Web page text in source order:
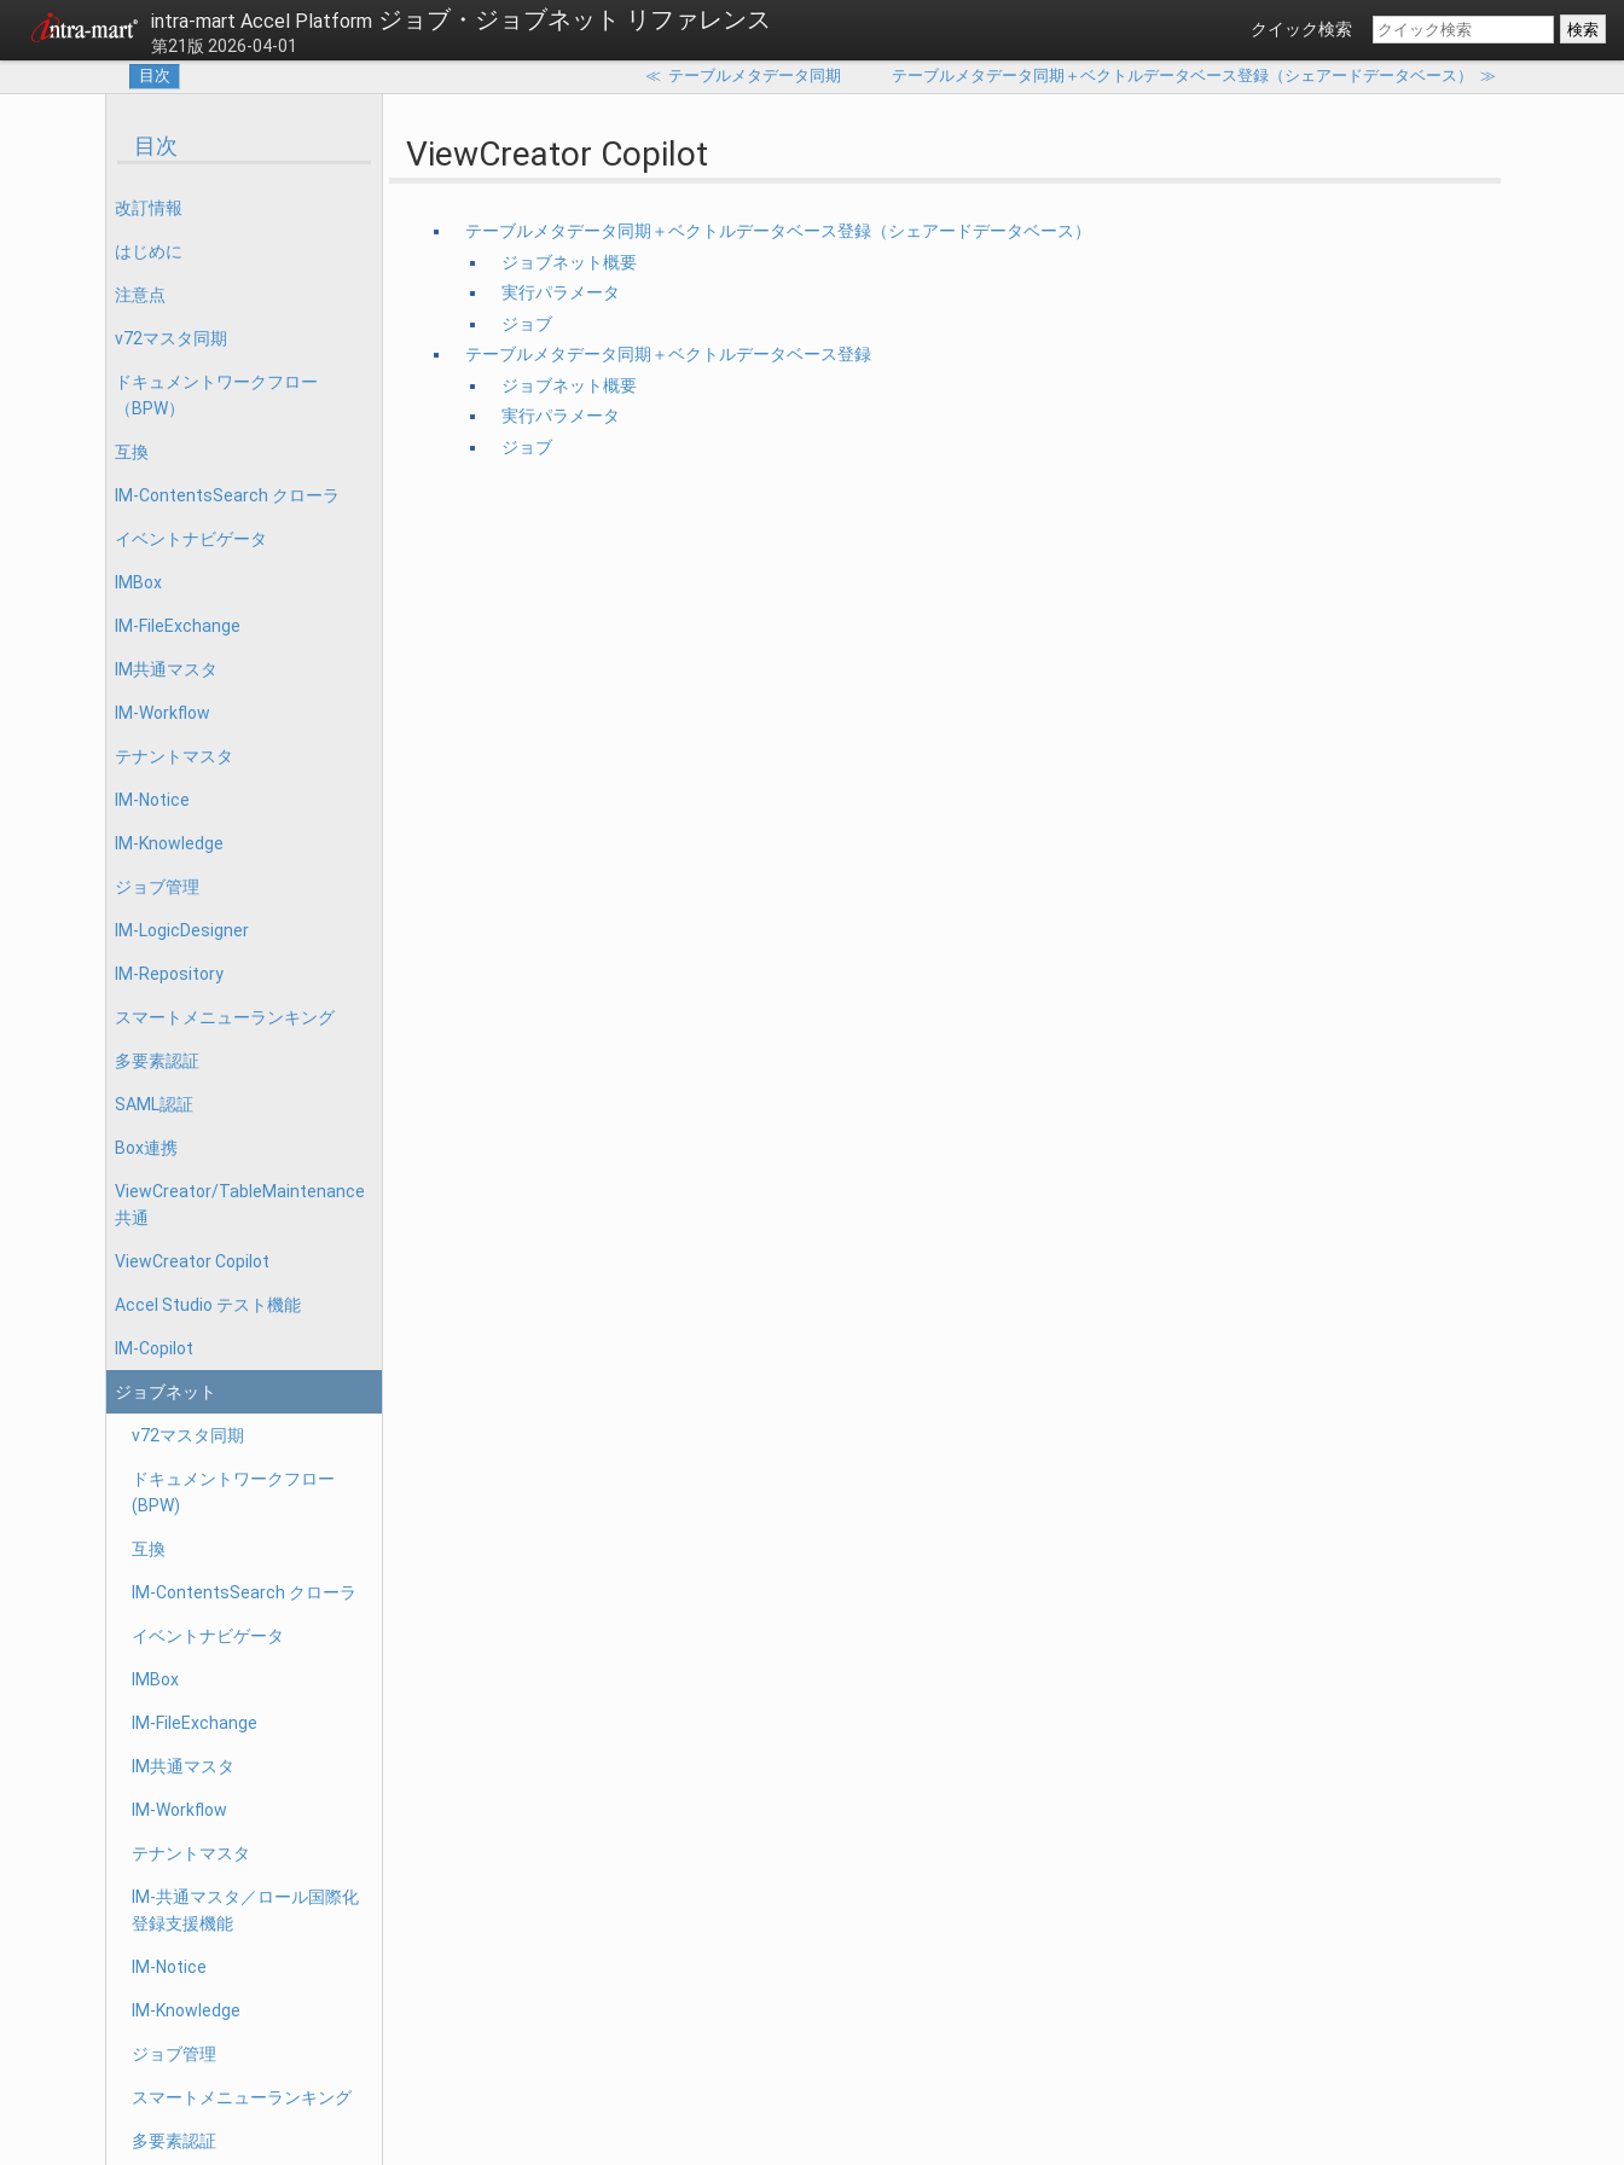
intra-mart Accel Platform ジョブ・ジョブネット リファレンス
第21版 2026-04-01
クイック検索
目次 ≪ テーブルメタデータ同期 テーブルメタデータ同期＋ベクトルデータベース登録（シェアードデータベース） ≫
目次
改訂情報
はじめに
注意点
v72マスタ同期
ドキュメントワークフロー
（BPW）
互換
IM-ContentsSearch クローラ
イベントナビゲータ
IMBox
IM-FileExchange
IM共通マスタ
IM-Workflow
テナントマスタ
IM-Notice
IM-Knowledge
ジョブ管理
IM-LogicDesigner
IM-Repository
スマートメニューランキング
多要素認証
SAML認証
Box連携
ViewCreator/TableMaintenance
共通
ViewCreator Copilot
Accel Studio テスト機能
IM-Copilot
ジョブネット
v72マスタ同期
ドキュメントワークフロー
(BPW)
互換
IM-ContentsSearch クローラ
イベントナビゲータ
IMBox
IM-FileExchange
IM共通マスタ
IM-Workflow
テナントマスタ
IM-共通マスタ／ロール国際化
登録支援機能
IM-Notice
IM-Knowledge
ジョブ管理
スマートメニューランキング
多要素認証
ViewCreator Copilot
テーブルメタデータ同期＋ベクトルデータベース登録（シェアードデータベース）
ジョブネット概要
実行パラメータ
ジョブ
テーブルメタデータ同期＋ベクトルデータベース登録
ジョブネット概要
実行パラメータ
ジョブ